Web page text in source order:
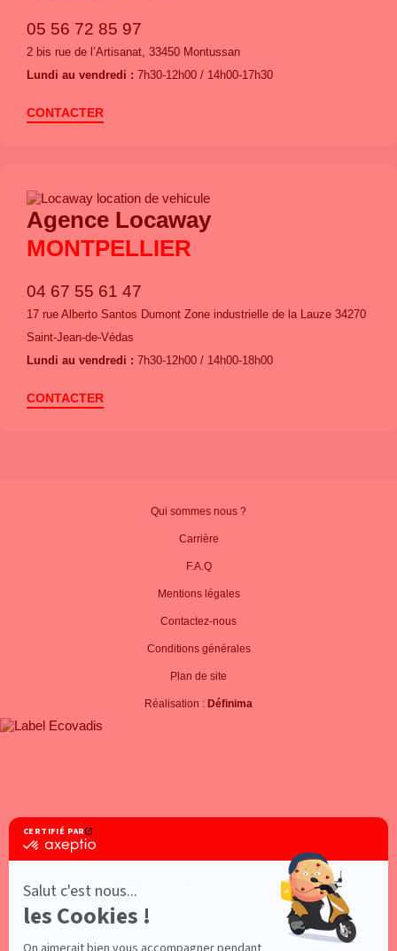
05 56 72 85 97
2 bis rue de l’Artisanat, 33450 Montussan
Lundi au vendredi : 7h30-12h00 / 14h00-17h30
CONTACTER
Agence Locaway
MONTPELLIER
04 67 55 61 47
17 rue Alberto Santos Dumont Zone industrielle de la Lauze 34270
Saint-Jean-de-Védas
Lundi au vendredi : 7h30-12h00 / 14h00-18h00
CONTACTER
Qui sommes nous ?
Carrière
F.A.Q
Mentions légales
Contactez-nous
Conditions générales
Plan de site
Réalisation : Définima
PANIER VIDE
×